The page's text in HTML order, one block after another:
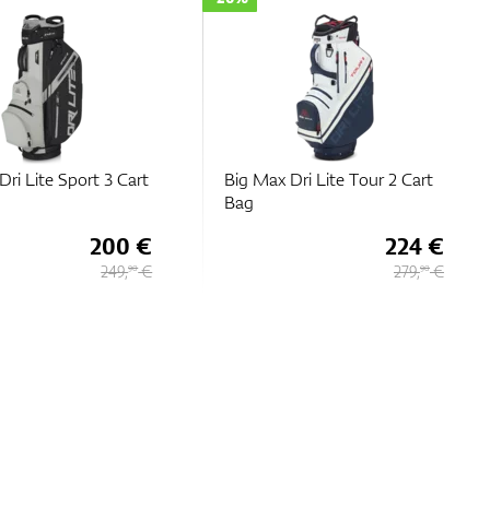
Lite Sport 3 Cart
200 €
249,90€
Big Max Dri Lite Tour 2 Cart
Bag
224 €
279,90€